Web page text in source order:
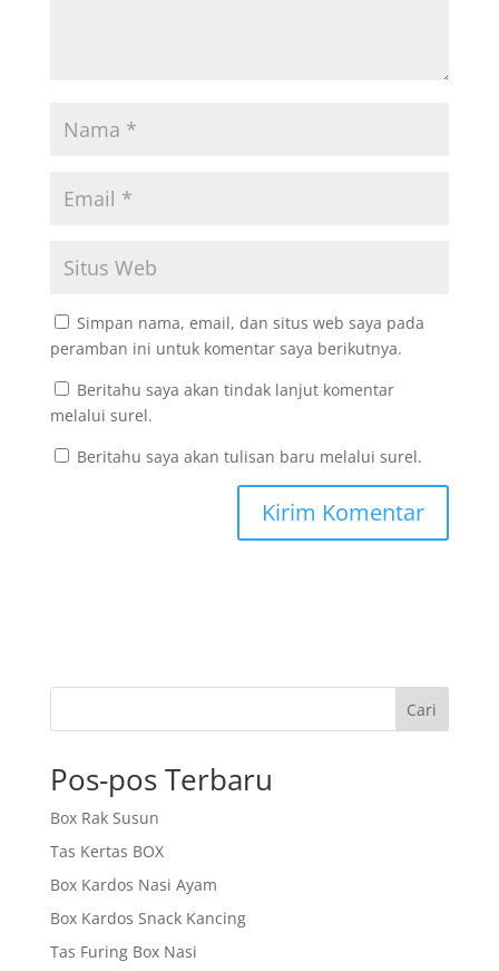
Simpan nama, email, dan situs web saya pada
peramban ini untuk komentar saya berikutnya.
Beritahu saya akan tindak lanjut komentar
melalui surel.
Beritahu saya akan tulisan baru melalui surel.
Cari
Pos-pos Terbaru
Box Rak Susun
Tas Kertas BOX
Box Kardos Nasi Ayam
Box Kardos Snack Kancing
Tas Furing Box Nasi